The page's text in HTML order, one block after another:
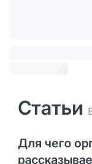
Статьи
Для чего